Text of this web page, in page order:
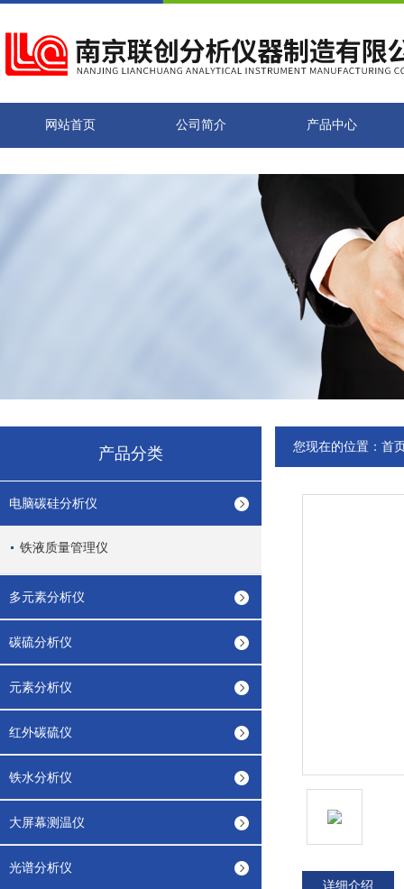
网站首页 公司简介 产品中心
产品分类
电脑碳硅分析仪
铁液质量管理仪
多元素分析仪
碳硫分析仪
元素分析仪
红外碳硫仪
铁水分析仪
大屏幕测温仪
光谱分析仪
您现在的位置： 首
详细介绍